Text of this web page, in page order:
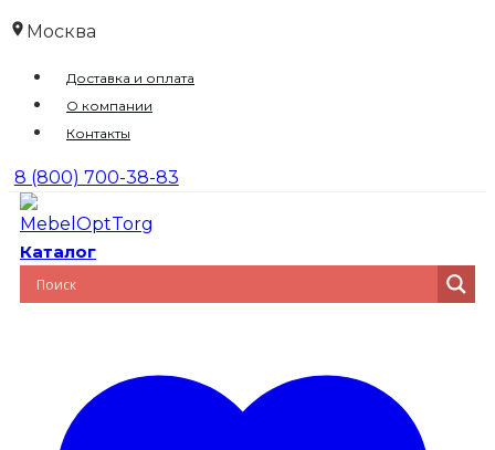
Перейти
содержимому
Москва
Доставка и оплата
О компании
Контакты
8 (800) 700-38-83
Каталог